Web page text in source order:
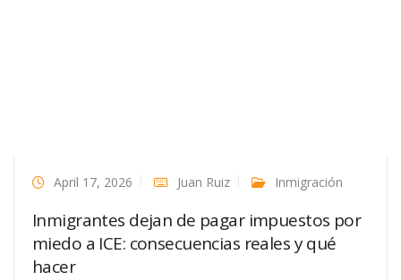
April 17, 2026 Juan Ruiz Inmigración
Inmigrantes dejan de pagar impuestos por
miedo a ICE: consecuencias reales y qué
hacer